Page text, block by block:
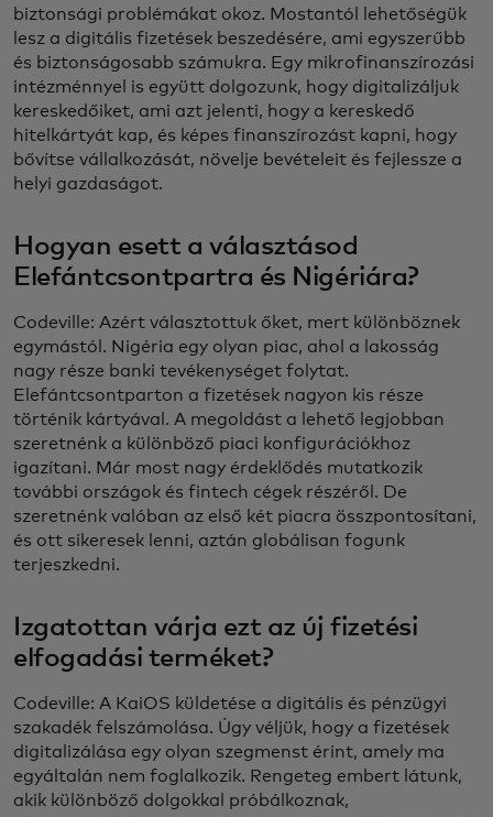
biztonsági problémákat okoz. Mostantól lehetőségük
lesz a digitális fizetések beszedésére, ami egyszerűbb
és biztonságosabb számukra. Egy mikrofinanszírozási
intézménnyel is együtt dolgozunk, hogy digitalizáljuk
kereskedőiket, ami azt jelenti, hogy a kereskedő
hitelkártyát kap, és képes finanszírozást kapni, hogy
bővítse vállalkozását, növelje bevételeit és fejlessze a
helyi gazdaságot.
Hogyan esett a választásod
Elefántcsontpartra és Nigériára?
Codeville: Azért választottuk őket, mert különböznek
egymástól. Nigéria egy olyan piac, ahol a lakosság
nagy része banki tevékenységet folytat.
Elefántcsontparton a fizetések nagyon kis része
történik kártyával. A megoldást a lehető legjobban
szeretnénk a különböző piaci konfigurációkhoz
igazítani. Már most nagy érdeklődés mutatkozik
további országok és fintech cégek részéről. De
szeretnénk valóban az első két piacra összpontosítani,
és ott sikeresek lenni, aztán globálisan fogunk
terjeszkedni.
Izgatottan várja ezt az új fizetési
elfogadási terméket?
Codeville: A KaiOS küldetése a digitális és pénzügyi
szakadék felszámolása. Úgy véljük, hogy a fizetések
digitalizálása egy olyan szegmenst érint, amely ma
egyáltalán nem foglalkozik. Rengeteg embert látunk,
akik különböző dolgokkal próbálkoznak,